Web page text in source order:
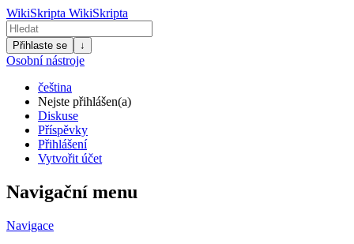
WikiSkripta WikiSkripta
Přihlaste se ↓
Osobní nástroje
čeština
Nejste přihlášen(a)
Diskuse
Příspěvky
Přihlášení
Vytvořit účet
Navigační menu
Navigace